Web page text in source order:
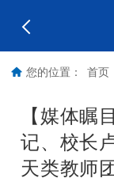
您的位置： 首页
【媒体瞩
记、校长
天类教师